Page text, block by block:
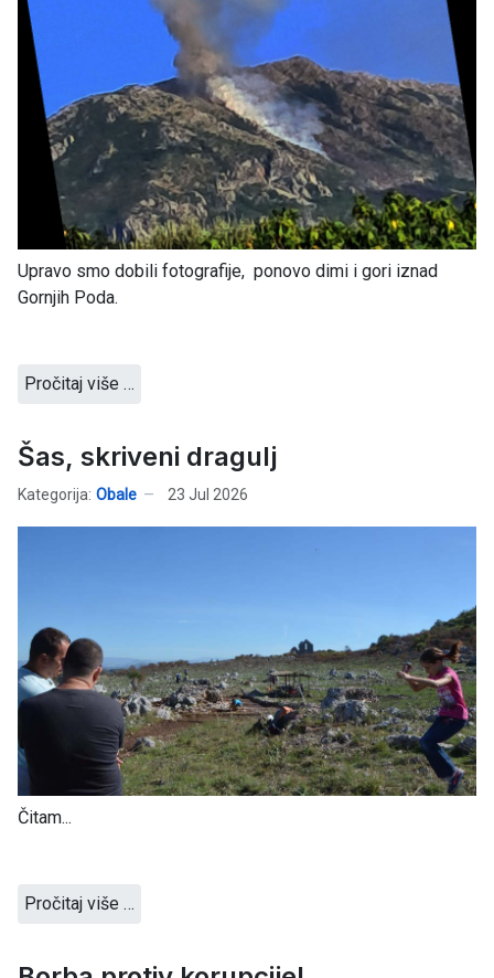
Upravo smo dobili fotografije, ponovo dimi i gori iznad
Gornjih Poda.
Pročitaj više …
Šas, skriveni dragulj
Kategorija: Obale 23 Jul 2026
Čitam...
Pročitaj više …